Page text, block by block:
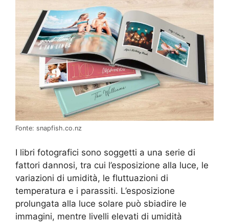
Fonte: snapfish.co.nz
I libri fotografici sono soggetti a una serie di
fattori dannosi, tra cui l’esposizione alla luce, le
variazioni di umidità, le fluttuazioni di
temperatura e i parassiti. L’esposizione
prolungata alla luce solare può sbiadire le
immagini, mentre livelli elevati di umidità